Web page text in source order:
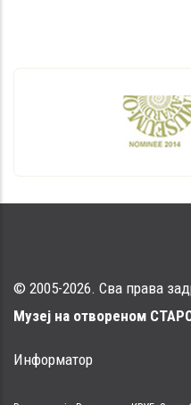
© 2005-2026. Сва права
Музеј на отвореном
Информатор